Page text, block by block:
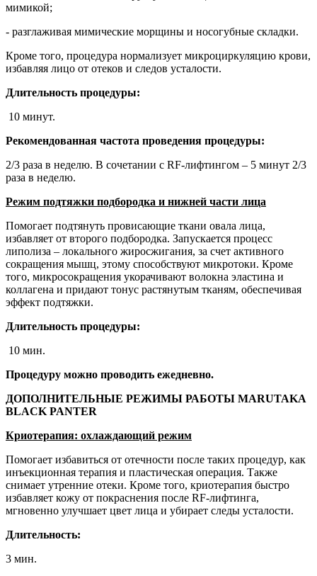
мимикой;
- разглаживая мимические морщины и носогубные складки.
Кроме того, процедура нормализует микроциркуляцию крови,
избавляя лицо от отеков и следов усталости.
Длительность процедуры:
10 минут.
Рекомендованная частота проведения процедуры:
2/3 раза в неделю. В сочетании с RF-лифтингом – 5 минут 2/3
раза в неделю.
Режим подтяжки подбородка и нижней части лица
Помогает подтянуть провисающие ткани овала лица,
избавляет от второго подбородка. Запускается процесс
липолиза – локального жиросжигания, за счет активного
сокращения мышц, этому способствуют микротоки. Кроме
того, микросокращения укорачивают волокна эластина и
коллагена и придают тонус растянутым тканям, обеспечивая
эффект подтяжки.
Длительность процедуры:
10 мин.
Процедуру можно проводить ежедневно.
ДОПОЛНИТЕЛЬНЫЕ РЕЖИМЫ РАБОТЫ MARUTAKA
BLACK PANTER
Криотерапия: охлаждающий режим
Помогает избавиться от отечности после таких процедур, как
инъекционная терапия и пластическая операция. Также
снимает утренние отеки. Кроме того, криотерапия быстро
избавляет кожу от покраснения после RF-лифтинга,
мгновенно улучшает цвет лица и убирает следы усталости.
Длительность:
3 мин.